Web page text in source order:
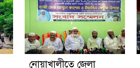
নোয়াখালীতে জেলা